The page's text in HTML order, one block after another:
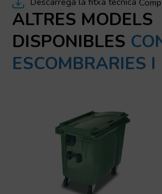
ALTRES MODELS
DISPONIBLES
ESCOMBRARIES